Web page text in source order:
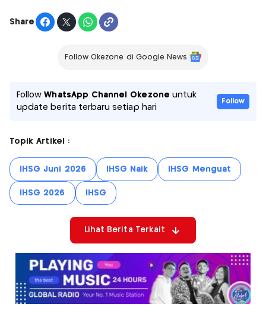
Share
Follow Okezone di Google News
FollowWhatsApp Channel Okezone untuk
update berita terbaru setiap hari
Follow
Topik Artikel :
IHSG Juni 2026 IHSG Naik IHSG Menguat
IHSG 2026 IHSG
Lihat Berita Terkait